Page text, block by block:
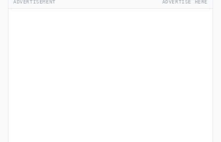
ADVERTISEMENT ADVERTISE HERE